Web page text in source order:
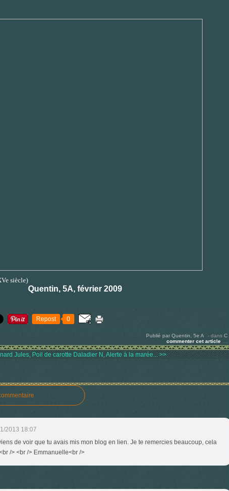
siècle)
Quentin, 5A, février 2009
Repost 0
Publié par Quentin, 5e A - dans C
commenter cet article
Jules, Poil de carotte Daladier N, Alerte à la marée... >>
2013 18:07
de voir que tu avais mis mon blog en lien. Je te remercies beaucoup, cela
/> <br /> Emmanuelle<br />